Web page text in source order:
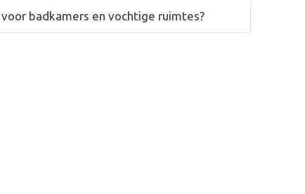
badkamers en vochtige ruimtes?